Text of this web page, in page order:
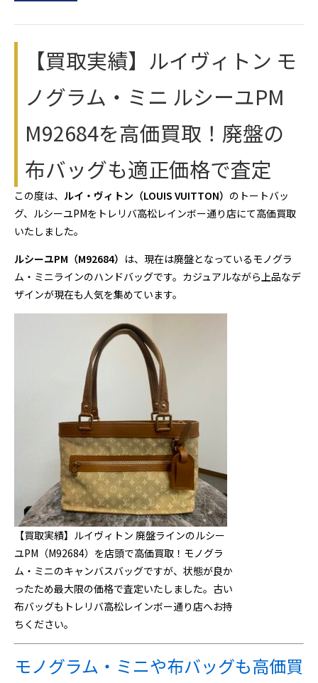
【買取実績】ルイヴィトン モ
ノグラム・ミニ ルシーユPM
M92684を高価買取！廃盤の
布バッグも適正価格で査定
この度は、 ルイ・ヴィトン（LOUIS VUITTON） のトートバッ
グ、ルシーユPMをトレリバ高松レインボー通り店にて高価買取
いたしました。
ルシーユPM（M92684） は、現在は廃盤となっているモノグラ
ム・ミニラインのハンドバッグです。カジュアルながら上品なデ
ザインが現在も人気を集めています。
【買取実績】ルイヴィトン 廃盤ラインのルシー
ユPM（M92684）を店頭で高価買取！モノグラ
ム・ミニのキャンバスバッグですが、状態が良か
ったため最大限の価格で査定いたしました。古い
布バッグもトレリバ高松レインボー通り店へお持
ちください。
モノグラム・ミニや布バッグも高価買